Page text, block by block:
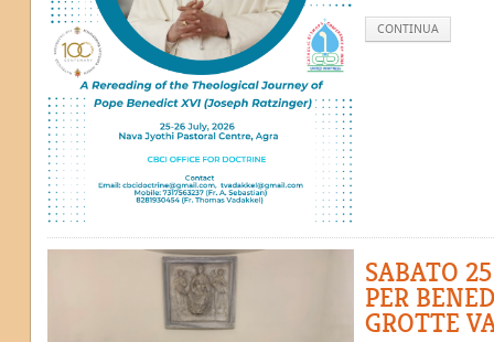
CONTINUA
SABATO
PER
GROTTE